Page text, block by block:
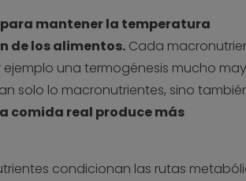
mantener la temperatura
de los alimentos.Cada
una termogénesis mucho
solo lo macronutrientes, sino
comida real produce más
condicionan las rutas